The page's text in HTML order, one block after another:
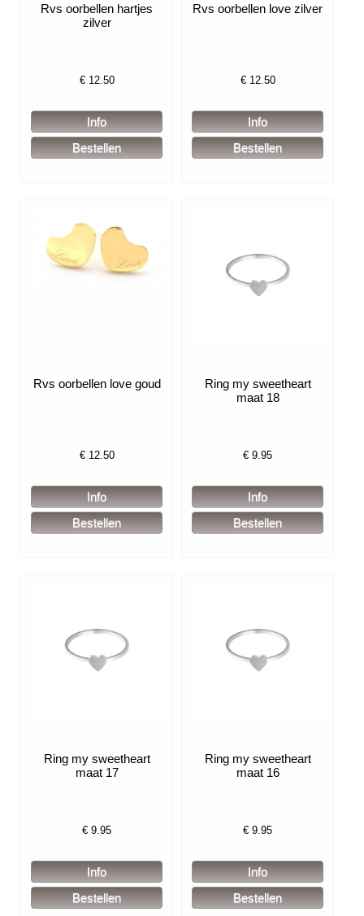
Rvs oorbellen hartjes
zilver
€ 12.50
Rvs oorbellen love zilver
€ 12.50
Rvs oorbellen love goud
€ 12.50
Ring my sweetheart
maat 18
€9.95
Ring my sweetheart
maat 17
€9.95
Ring my sweetheart
maat 16
€9.95